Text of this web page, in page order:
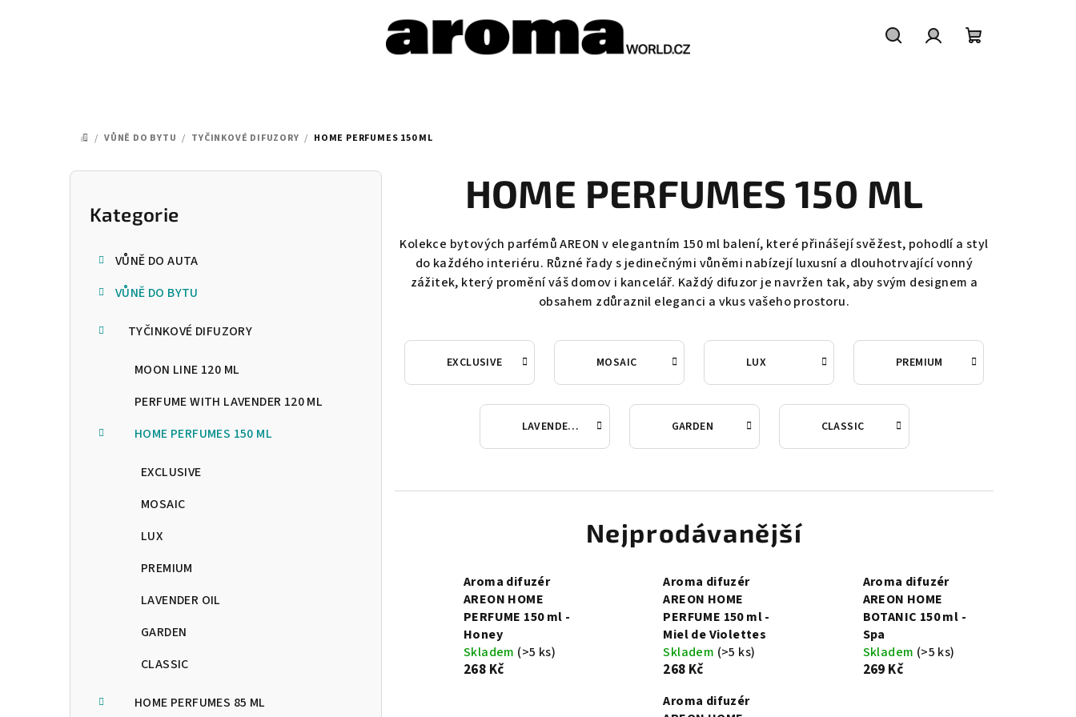
DOMŮ
/ VŮNĚ DO BYTU / TYČINKOVÉ DIFUZORY / HOME PERFUMES 150 ML
P
Přeskočit
kategorie
Kategorie
VŮNĚ DO AUTA
VŮNĚ DO BYTU
TYČINKOVÉ DIFUZORY
MOON LINE 120 ML
PERFUME WITH LAVENDER 120 ML
HOME PERFUMES 150 ML
EXCLUSIVE
MOSAIC
LUX
PREMIUM
LAVENDER OIL
GARDEN
CLASSIC
HOME PERFUMES 85 ML
HOME PERFUMES 150 ML
Kolekce bytových parfémů AREON v elegantním 150 ml balení, které přinášejí svěžest, pohodlí a styl
do každého interiéru. Různé řady s jedinečnými vůněmi nabízejí luxusní a dlouhotrvající vonný
zážitek, který promění váš domov i kancelář. Každý difuzor je navržen tak, aby svým designem a
obsahem zdůraznil eleganci a vkus vašeho prostoru.
EXCLUSIVE MOSAIC LUX PREMIUM
LAVENDER OIL GARDEN CLASSIC
Nejprodávanější
Aroma difuzér
AREON HOME
PERFUME 150 ml -
Honey
Skladem (>5 ks)
268 Kč
Aroma difuzér
AREON HOME
PERFUME 150 ml -
Miel de Violettes
Skladem (>5 ks)
268 Kč
Aroma difuzér
AREON HOME
BOTANIC 150 ml -
Spa
Skladem (>5 ks)
269 Kč
Aroma difuzér